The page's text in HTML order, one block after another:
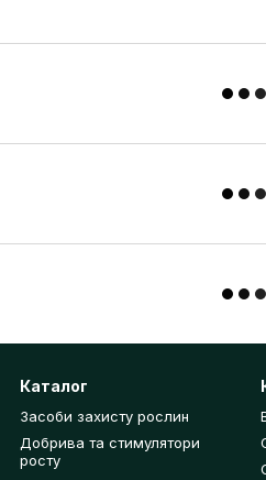
Каталог
Засоби захисту рослин
Добрива та стимулятори
росту